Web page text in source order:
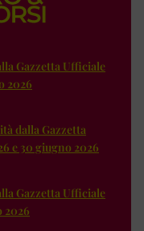
Gazzetta Ufficiale
2026
dalla Gazzetta
e 30 giugno 2026
Gazzetta Ufficiale
2026